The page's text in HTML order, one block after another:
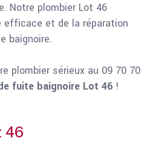
Notre plombier Lot 46
efficace et de la réparation
baignoire.
plombier sérieux au 09 70 70
fuite baignoire Lot 46 !
46